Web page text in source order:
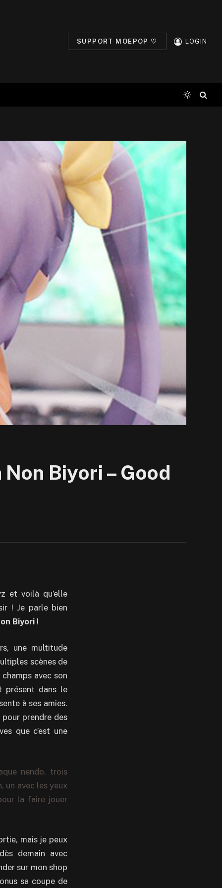
SUPPORT MOEPOP ♡ LOGIN
Biyori – Good
et voilà qu’elle
! Je parle bien
Biyori !
une multitude
scènes de
avec son
dans le
à ses amies.
prendre des
que c’est une
nendo, trois
un avec les yeux
la faire jouer
mais je peux
demain avec
sur mon shop
sa coupe de